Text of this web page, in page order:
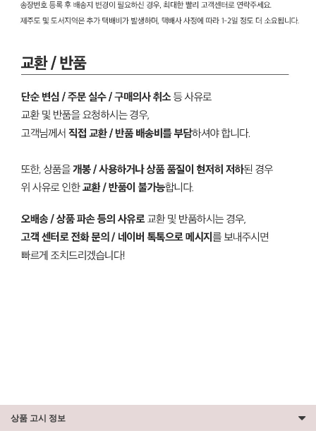
상품 고시 정보